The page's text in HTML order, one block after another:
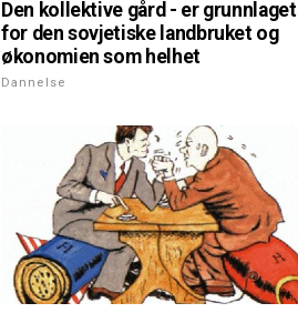
Den kollektive gård - er grunnlaget
for den sovjetiske landbruket og
økonomien som helhet
Dannelse